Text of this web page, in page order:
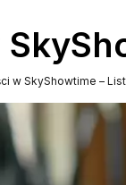
w SkyShowtime –